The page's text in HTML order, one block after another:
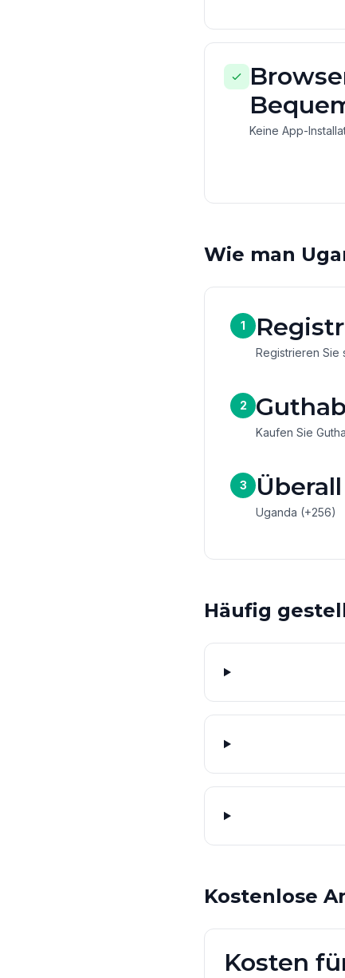
Keine App-
Wie man
1
Registrieren Sie
2
Kaufen Sie
3
Uganda (+256)
Häufig
Kostenlose
Kosten